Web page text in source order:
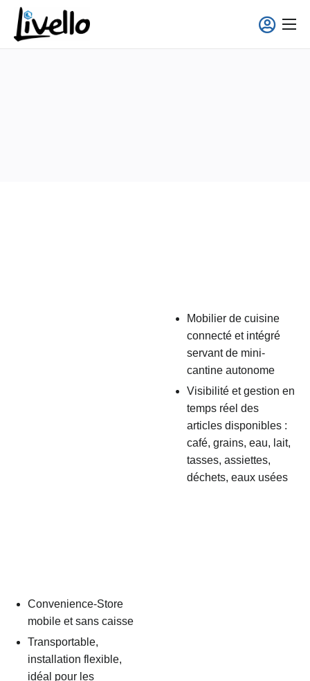
principal
Mobilier de cuisine
connecté et intégré
servant de mini-
cantine autonome
Visibilité et gestion en
temps réel des
articles disponibles :
café, grains, eau, lait,
tasses, assiettes,
déchets, eaux usées
Convenience-Store
mobile et sans caisse
Transportable,
installation flexible,
idéal pour les